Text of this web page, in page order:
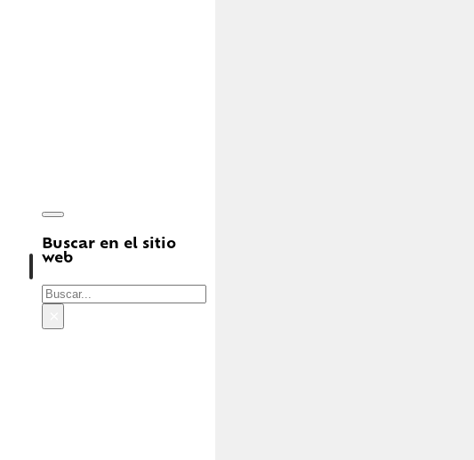
Buscar en el sitio
web
Buscar